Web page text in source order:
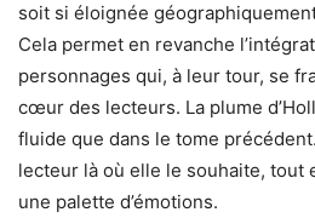
soit si éloignée
Cela permet en revanche
personnages qui, à leur tour, se
cœur des lecteurs. La plume
fluide que dans le tome
lecteur là où elle le souhaite, tout
une palette d’émotions.